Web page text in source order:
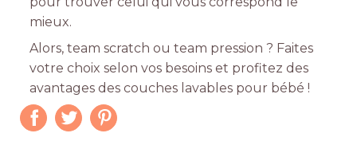
mieux.
Alors, team scratch ou team pression ? Faites
votre choix selon vos besoins et profitez des
avantages des couches lavables pour bébé !